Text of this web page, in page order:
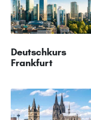
Deutschkurs
Frankfurt